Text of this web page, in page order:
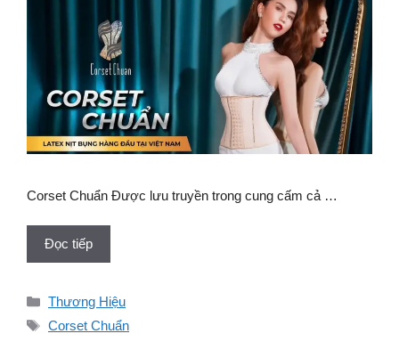
Corset Chuẩn Được lưu truyền trong cung cấm cả …
Đọc tiếp
Danh
mục
Thương Hiệu
Thẻ
Corset Chuẩn